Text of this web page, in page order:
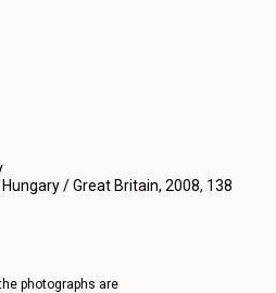
/ Great Britain, 2008, 138
photographs are